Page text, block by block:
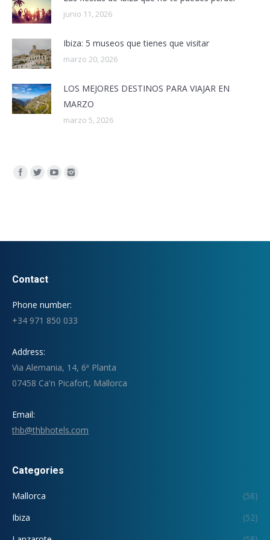
junio 11, 2026
Ibiza: 5 museos que tienes que visitar
marzo 20, 2026
LOS MEJORES DESTINOS PARA VIAJAR EN
MARZO
marzo 5, 2026
Encuéntranos en:
Contact
Phone number:
+34 971 850 033
Address:
Via Alemania, 14, 6ª Planta
07458 Ca'n Picafort, Mallorca
Email:
thb@thbhotels.com
Categories
Mallorca
(58)
Ibiza
(52)